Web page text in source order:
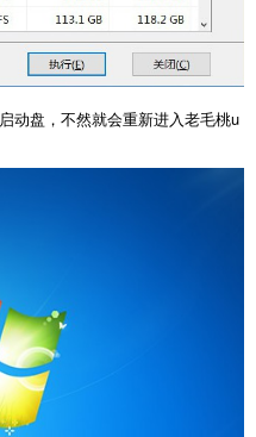
动盘，不然就会重新进入老毛桃u